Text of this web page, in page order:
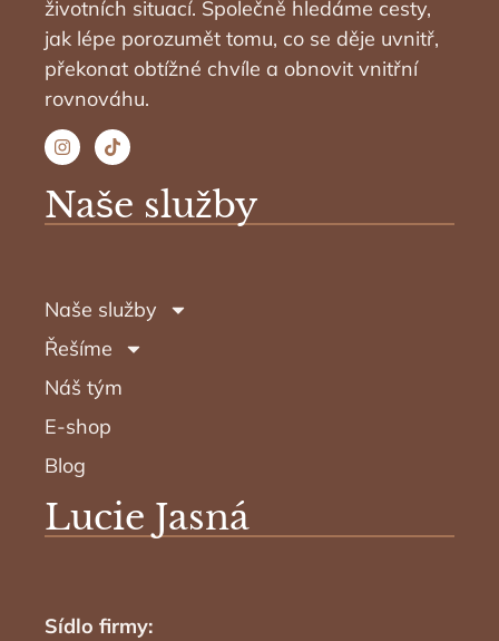
životních situací. Společně hledáme cesty,
jak lépe porozumět tomu, co se děje uvnitř,
překonat obtížné chvíle a obnovit vnitřní
rovnováhu.
Naše služby
Naše služby
Řešíme
Náš tým
E-shop
Blog
Lucie Jasná
Sídlo firmy: